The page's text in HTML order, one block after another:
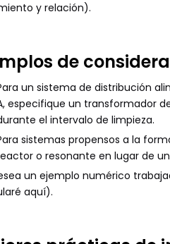
y relación).
de
un sistema de distribución
especifique un transformador
el intervalo de limpieza.
sistemas propensos a la
o resonante en lugar de
un ejemplo numérico
aquí).